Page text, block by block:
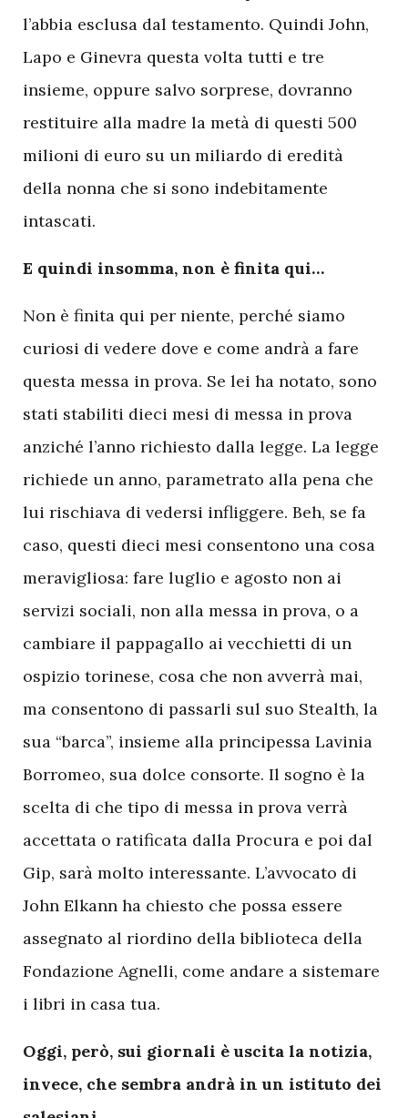
l’abbia esclusa dal testamento. Quindi John,
Lapo e Ginevra questa volta tutti e tre
insieme, oppure salvo sorprese, dovranno
restituire alla madre la metà di questi 500
milioni di euro su un miliardo di eredità
della nonna che si sono indebitamente
intascati.
E quindi insomma, non è finita qui…
Non è finita qui per niente, perché siamo
curiosi di vedere dove e come andrà a fare
questa messa in prova. Se lei ha notato, sono
stati stabiliti dieci mesi di messa in prova
anziché l’anno richiesto dalla legge. La legge
richiede un anno, parametrato alla pena che
lui rischiava di vedersi infliggere. Beh, se fa
caso, questi dieci mesi consentono una cosa
meravigliosa: fare luglio e agosto non ai
servizi sociali, non alla messa in prova, o a
cambiare il pappagallo ai vecchietti di un
ospizio torinese, cosa che non avverrà mai,
ma consentono di passarli sul suo Stealth, la
sua “barca”, insieme alla principessa Lavinia
Borromeo, sua dolce consorte. Il sogno è la
scelta di che tipo di messa in prova verrà
accettata o ratificata dalla Procura e poi dal
Gip, sarà molto interessante. L’avvocato di
John Elkann ha chiesto che possa essere
assegnato al riordino della biblioteca della
Fondazione Agnelli, come andare a sistemare
i libri in casa tua.
Oggi, però, sui giornali è uscita la notizia,
invece, che sembra andrà in un istituto dei